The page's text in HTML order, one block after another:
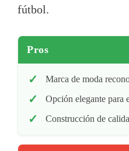
fútbol.
Pros
Marca de moda
Opción elegante para
Construcción de